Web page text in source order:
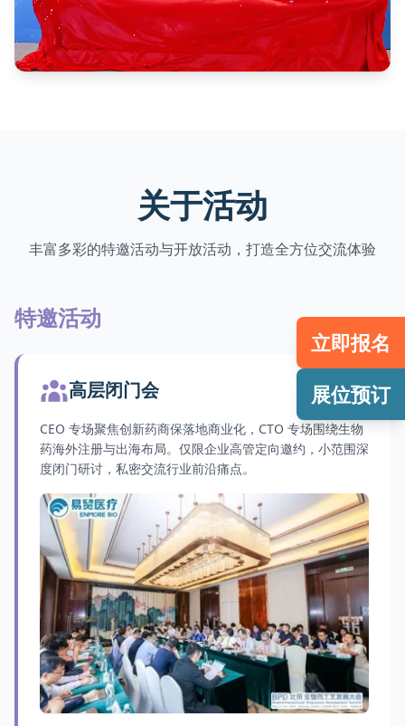
关于活动
丰富多彩的特邀活动与开放活动，打造全方位交流体验
特邀活动
高层闭门会
CEO 专场聚焦创新药商保落地商业化，CTO 专场围绕生物
药海外注册与出海布局。仅限企业高管定向邀约，小范围深
度闭门研讨，私密交流行业前沿痛点。
立即报名
展位预订